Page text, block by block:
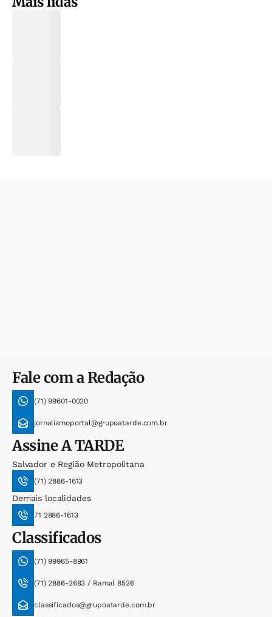
Fale com a Redação
(71) 99601-0020
jornalismoportal@grupoatarde.com.br
AssineA TARDE
Salvador e Região Metropolitana
(71) 2886-1613
Demais localidades
71 2886-1613
Classificados
(71) 99965-8961
(71) 2886-2683 / Ramal 8526
classificados@grupoatarde.com.br